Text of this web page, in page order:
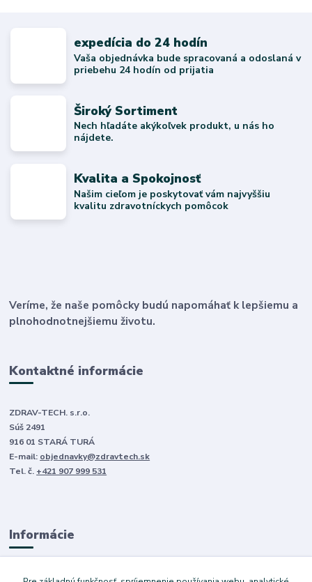
expedícia do 24 hodín
Vaša objednávka bude spracovaná a odoslaná v
priebehu 24 hodín od prijatia
Široký Sortiment
Nech hľadáte akýkoľvek produkt, u nás ho
nájdete.
Kvalita a Spokojnosť
Našim cieľom je poskytovať vám najvyššiu
kvalitu zdravotníckych pomôcok
Veríme, že naše pomôcky budú napomáhať k lepšiemu a
plnohodnotnejšiemu životu.
Kontaktné informácie
ZDRAV-TECH. s.r.o.
Súš 2491
916 01 STARÁ TURÁ
E-mail: objednavky@zdravtech.sk
Tel. č. +421 907 999 531
Informácie
O nás